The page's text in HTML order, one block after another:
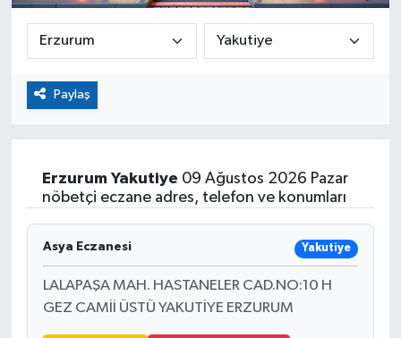
Paylaş
Erzurum Yakutiye 09 Ağustos 2026 Pazar
nöbetçi eczane adres, telefon ve konumları
Asya Eczanesi Yakutiye
LALAPAŞA MAH. HASTANELER CAD.NO:10 H
GEZ CAMİİ ÜSTÜ YAKUTİYE ERZURUM